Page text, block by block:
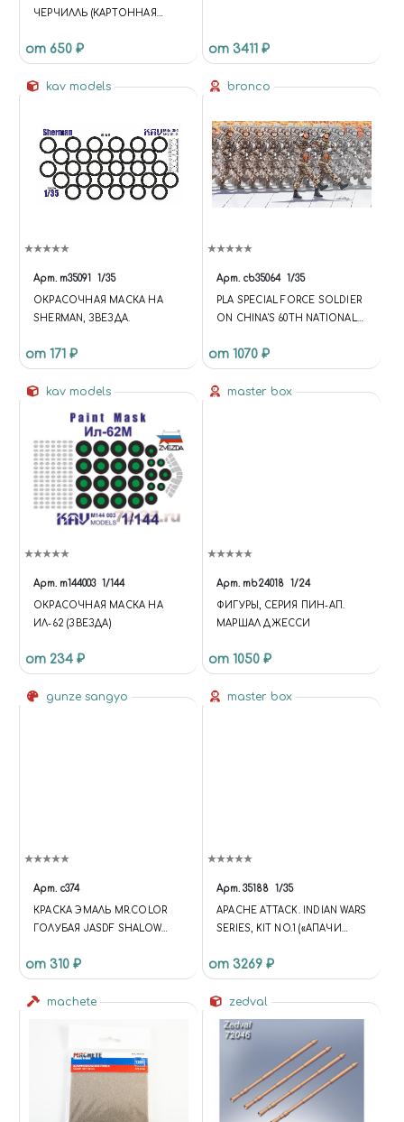
ЧЕРЧИЛЛЬ (КАРТОННАЯ
МОСКВЕ (AR35-002-1) ФИГУРЫ
1/35 ЭКСКЛЮЗИВ (СМОЛА, 3D
ПЕЧАТЬ)
от 650 ₽ от 3411 ₽
kav models
Арт. m35091 1/35
ОКРАСОЧНАЯ МАСКА НА
SHERMAN, ЗВЕЗДА.
от 171 ₽
bronco
Арт. cb35064 1/35
PLA SPECIAL FORCE SOLDIER
ON CHINA'S 60TH NATIONAL
от 1070 ₽
kav models
Арт. m144003 1/144
ОКРАСОЧНАЯ МАСКА НА
ИЛ-62 (ЗВЕЗДА)
от 234 ₽
master box
Арт. mb24018 1/24
ФИГУРЫ, СЕРИЯ ПИН-АП.
МАРШАЛ ДЖЕССИ
от 1050 ₽
gunze sangyo
Арт. c374
КРАСКА ЭМАЛЬ MR.COLOR
ГОЛУБАЯ JASDF SHALOW
ЯПОНИИ, 10МЛ
от 310 ₽
master box
Арт. 35188 1/35
APACHE ATTACK. INDIAN WARS
SERIES, KIT NO.1 («АПАЧИ
ИНДЕЙСКИЕ ВОЙНЫ,
НАБОР 1)
от 3269 ₽
machete zedval